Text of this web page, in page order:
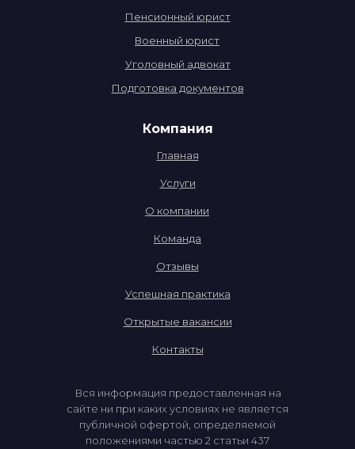
Компания
Главная
Услуги
О компании
Команда
Отзывы
Успешная практика
Открытые вакансии
Контакты
Вся информация предоставленная на
сайте ни при каких условиях не является
публичной офертой, определяемой
положениями частью 2 статьи 437
Пенсионный юрист
Военный юрист
Уголовный адвокат
Подготовка документов